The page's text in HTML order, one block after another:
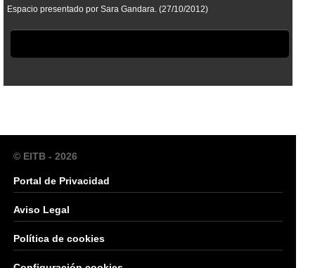
Espacio presentado por Sara Gandara. (27/10/2012)
© EITB - 2026
Portal de Privacidad
Aviso Legal
Política de cookies